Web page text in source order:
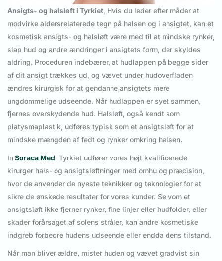
Ansigts- og halsløft i Tyrkiet, Hvis du leder efter måder at
modvirke aldersrelaterede tegn på halsen og i ansigtet, kan et
kosmetisk ansigts- og halsløft være med til at mindske rynker,
slap hud og andre ændringer i ansigtets form, der skyldes
aldring. Proceduren indebærer, at hudlappen på begge sider
af dit ansigt trækkes ud, og vævet under hudoverfladen
ændres kirurgisk for at gendanne ansigtets mere
ungdommelige udseende. Når hudlappen er syet sammen,
fjernes overskydende hud. Halsløft, også kendt som
platysmaplastik, udføres typisk som et ansigtsløft for at
mindske mængden af fedt og rynker omkring halsen.
InSoraca Medi Tyrkiet udfører vores højt kvalificerede
kirurger hals- og ansigtsløftninger med omhu og præcision,
hvor de anvender de nyeste teknikker og teknologier for at
sikre de ønskede resultater for vores kunder. Selvom et
ansigtsløft ikke fjerner rynker, fine linjer eller hudfolder, eller
skader forårsaget af solens stråler, kan andre kosmetiske
indgreb forbedre hudens udseende eller endda dens tilstand.
Når man bliver ældre, mister huden og vævet gradvist sin